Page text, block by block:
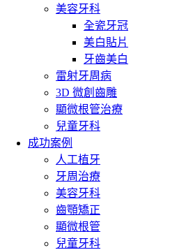
美容牙科
全瓷牙冠
美白貼片
牙齒美白
雷射牙周病
3D 微創齒雕
顯微根管治療
兒童牙科
成功案例
人工植牙
牙周治療
美容牙科
齒顎矯正
顯微根管
兒童牙科